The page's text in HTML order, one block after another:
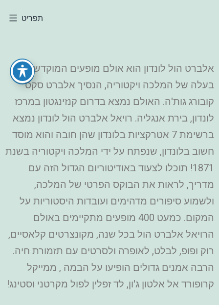
תפריט
אלברט הול לונדון הוא אולם מופעים המוקדש לזכר
בעלה של המלכה ויקטוריה, הנסיך אלברט סקס
קובורג גות'ה. האולם נמצא בדרום קנזינגטון במרכז
לונדון, בירת אנגליה. רויאל אלברט הול לונדון נמצא
ברשימת 7 אטרקציות בלונדון שהן חובה והוא מוסד
חשוב בלונדון, שנפתח על ידי המלכה ויקטוריה בשנת
1871! תוכלו לצעוד באודיטוריום הגדול הזה עם
מדריך, לראות את הבוקס הפרטי של המלכה,
ולשמוע סיפורים מדהימים ועובדות היסטוריות על
המקום. כמעט 400 מופעים מתקיימים באולם
הרויאל אלברט הול בכל שנה, מקונצרטים קלאסיים,
רוק ופופ, לבלט, לאופרה ולסרטים עם תזמורת חיה.
הרבה אמנים גדולים הופיעו על הבמה , ממייקל
קרופורד אל אלטון ג'ון, לד זפלין לפול מקרטני וסטינג!